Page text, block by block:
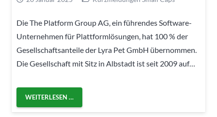
Die The Platform Group AG, ein führendes Software-
Unternehmen für Plattformlösungen, hat 100 % der
Gesellschaftsanteile der Lyra Pet GmbH übernommen.
Die Gesellschaft mit Sitz in Albstadt ist seit 2009 auf…
WEITERLESEN …